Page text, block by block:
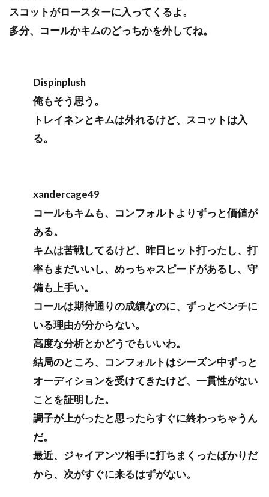
スコットがロースターに入ってくるよ。
多分、コールかキムのどっちかを外してね。
Dispinplush
俺もそう思う。
トレイネンとキムは外れるけど、スコットは入
る。
xandercage49
コールもキムも、コンフォルトよりずっと価値が
ある。
キムは苦戦してるけど、昨日ヒット打ったし、打
率もまだいいし、めっちゃスピードがあるし、守
備も上手い。
コールは期待通りの成績なのに、ずっとベンチに
いる理由が分からない。
高度な分析とかどうでもいいわ。
結局のところ、コンフォルトはシーズン中ずっと
オーディションを受けてきたけど、一貫性がない
ことを証明した。
調子が上がったと思ったらすぐに終わっちゃうん
だ。
最近、ジャイアンツ相手に打ちまくったばかりだ
から、次がすぐに来るはずがない。